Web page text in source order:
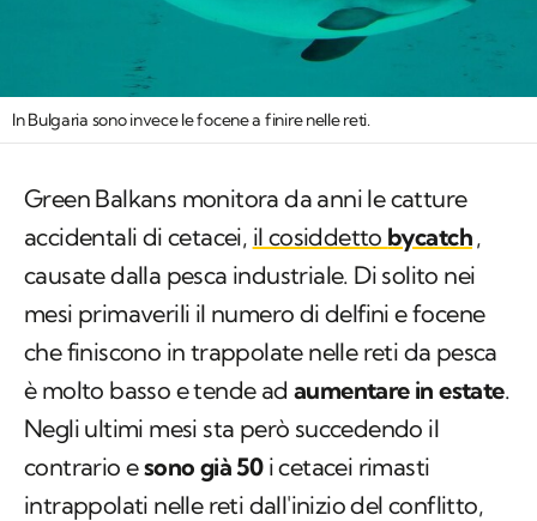
In Bulgaria sono invece le focene a finire nelle reti.
Green Balkans monitora da anni le catture
accidentali di cetacei, il cosiddetto bycatch,
causate dalla pesca industriale. Di solito nei
mesi primaverili il numero di delfini e focene
che finiscono in trappolate nelle reti da pesca
è molto basso e tende ad aumentare in estate.
Negli ultimi mesi sta però succedendo il
contrario esono già 50i cetacei rimasti
intrappolati nelle reti dall'inizio del conflitto,